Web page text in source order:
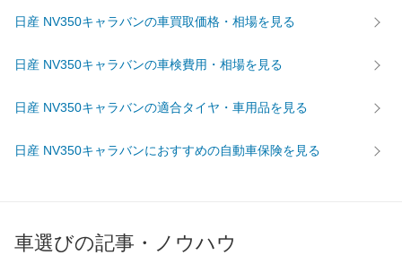
タイヤ
前輪サイズ
LT
LT
後輪サイズ
LT
LT
WLTC - -
WLTC/高速道路 -
日産 NV350キャラバンの車買取価格・相場を見る
日産 NV350キャラバンの車検費用・相場を見る
日産 NV350キャラバンの適合タイヤ・車用品を見る
日産 NV350キャラバンにおすすめの自動車保険を見る
車選びの記事・ノウハウ